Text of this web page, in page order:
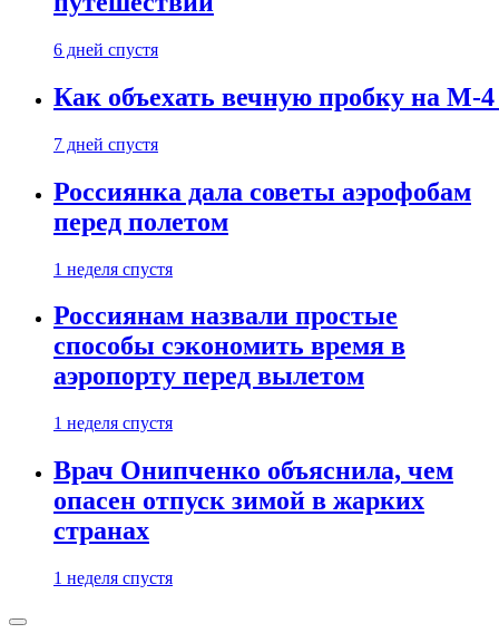
6 дней спустя
Как объехать вечную пробку на М-
7 дней спустя
Россиянка дала советы аэрофобам
перед полетом
1 неделя спустя
Россиянам назвали простые
способы сэкономить время в
аэропорту перед вылетом
1 неделя спустя
Врач Онипченко объяснила, чем
опасен отпуск зимой в жарких
странах
1 неделя спустя